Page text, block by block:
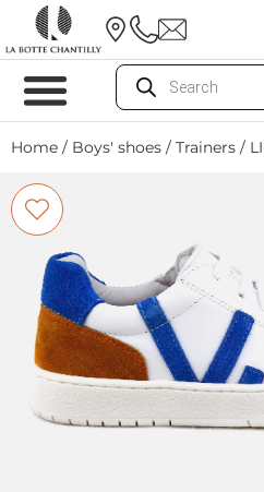
Home / Boys' shoes / Trainers /